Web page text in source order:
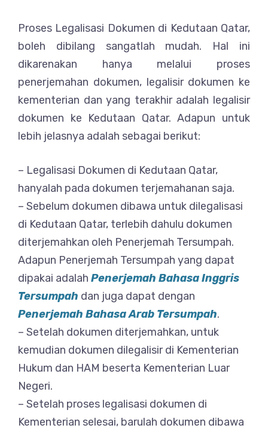
Proses Legalisasi Dokumen di Kedutaan Qatar,
boleh dibilang sangatlah mudah. Hal ini
dikarenakan hanya melalui proses
penerjemahan dokumen, legalisir dokumen ke
kementerian dan yang terakhir adalah legalisir
dokumen ke Kedutaan Qatar. Adapun untuk
lebih jelasnya adalah sebagai berikut:
– Legalisasi Dokumen di Kedutaan Qatar,
hanyalah pada dokumen terjemahanan saja.
– Sebelum dokumen dibawa untuk dilegalisasi
di Kedutaan Qatar, terlebih dahulu dokumen
diterjemahkan oleh Penerjemah Tersumpah.
Adapun Penerjemah Tersumpah yang dapat
dipakai adalah Penerjemah Bahasa Inggris
Tersumpah dan juga dapat dengan
Penerjemah Bahasa Arab Tersumpah.
– Setelah dokumen diterjemahkan, untuk
kemudian dokumen dilegalisir di Kementerian
Hukum dan HAM beserta Kementerian Luar
Negeri.
– Setelah proses legalisasi dokumen di
Kementerian selesai, barulah dokumen dibawa